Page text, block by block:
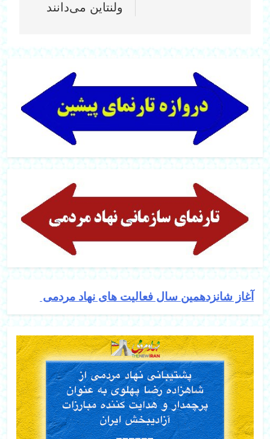
آغاز شانزدهمین سال فعالیت های نهاد مردمی
ولنتاین می‌دانند